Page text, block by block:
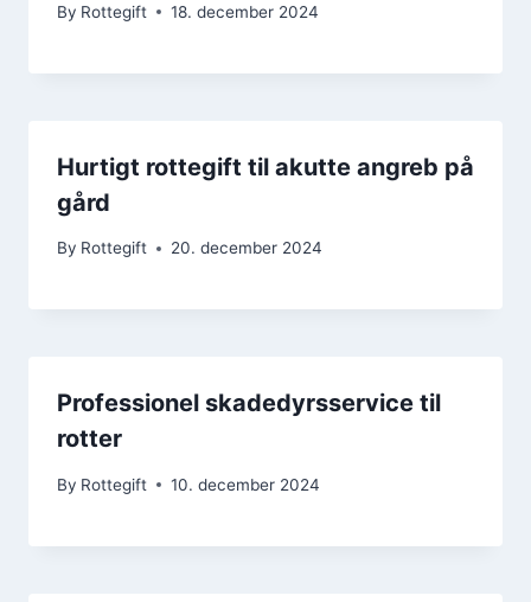
By Rottegift 18. december 2024
Hurtigt rottegift til akutte angreb på
gård
By Rottegift 20. december 2024
Professionel skadedyrsservice til
rotter
By Rottegift 10. december 2024